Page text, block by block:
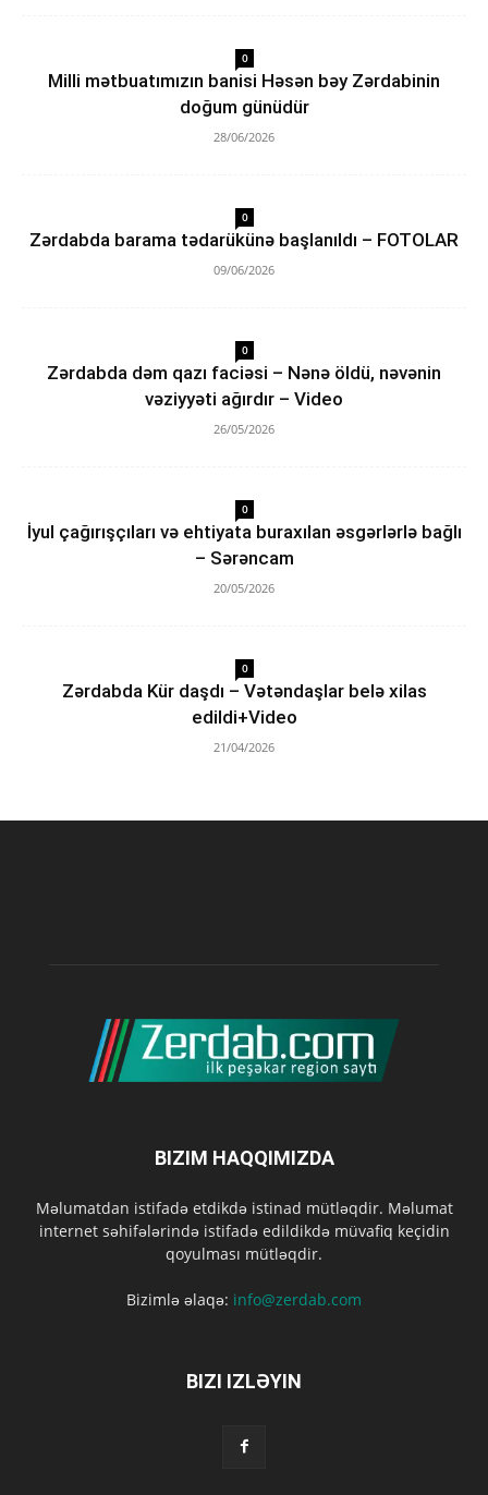
0
Milli mətbuatımızın banisi Həsən bəy Zərdabinin
doğum günüdür
28/06/2026
0
Zərdabda barama tədarükünə başlanıldı – FOTOLAR
09/06/2026
0
Zərdabda dəm qazı faciəsi – Nənə öldü, nəvənin
vəziyyəti ağırdır – Video
26/05/2026
0
İyul çağırışçıları və ehtiyata buraxılan əsgərlərlə bağlı
– Sərəncam
20/05/2026
0
Zərdabda Kür daşdı – Vətəndaşlar belə xilas
edildi+Video
21/04/2026
BIZIM HAQQIMIZDA
Məlumatdan istifadə etdikdə istinad mütləqdir. Məlumat
internet səhifələrində istifadə edildikdə müvafiq keçidin
qoyulması mütləqdir.
Bizimlə əlaqə: info@zerdab.com
BIZI IZLƏYIN